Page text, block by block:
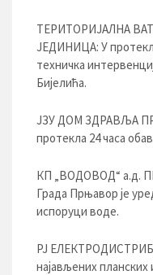
ТЕРИТОРИЈАЛНА
ЈЕДИНИЦА: У
техничка
Бијелића.
ЈЗУ ДОМ ЗДРАВЉА
протекла 24 часа
КП „ВОДОВОД“ а.д.
Града Прњавор је
испоруци воде.
РЈ
најављених планских